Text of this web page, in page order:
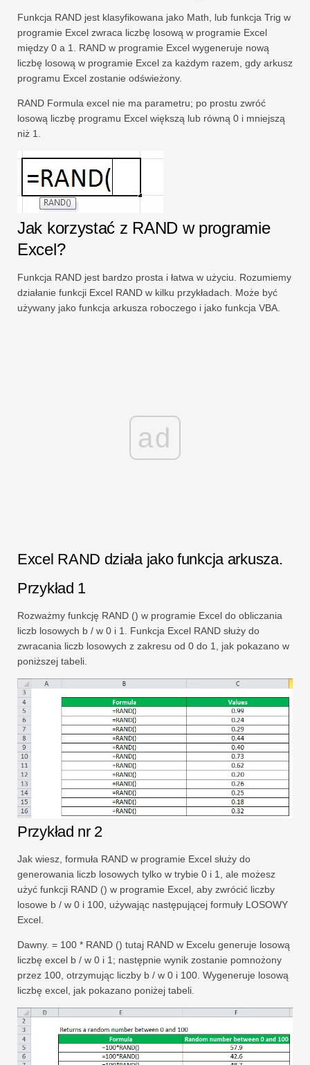
Funkcja RAND jest klasyfikowana jako Math, lub funkcja Trig w
programie Excel zwraca liczbę losową w programie Excel
między 0 a 1. RAND w programie Excel wygeneruje nową
liczbę losową w programie Excel za każdym razem, gdy arkusz
programu Excel zostanie odświeżony.
RAND Formula excel nie ma parametru; po prostu zwróć
losową liczbę programu Excel większą lub równą 0 i mniejszą
niż 1.
Jak korzystać z RAND w programie
Excel?
Funkcja RAND jest bardzo prosta i łatwa w użyciu. Rozumiemy
działanie funkcji Excel RAND w kilku przykładach. Może być
używany jako funkcja arkusza roboczego i jako funkcja VBA.
ad
Excel RAND działa jako funkcja arkusza.
Przykład 1
Rozważmy funkcję RAND () w programie Excel do obliczania
liczb losowych b / w 0 i 1. Funkcja Excel RAND służy do
zwracania liczb losowych z zakresu od 0 do 1, jak pokazano w
poniższej tabeli.
Przykład nr 2
Jak wiesz, formuła RAND w programie Excel służy do
generowania liczb losowych tylko w trybie 0 i 1, ale możesz
użyć funkcji RAND () w programie Excel, aby zwrócić liczby
losowe b / w 0 i 100, używając następującej formuły LOSOWY
Excel.
Dawny. = 100 * RAND () tutaj RAND w Excelu generuje losową
liczbę excel b / w 0 i 1; następnie wynik zostanie pomnożony
przez 100, otrzymując liczby b / w 0 i 100. Wygeneruje losową
liczbę excel, jak pokazano poniżej tabeli.